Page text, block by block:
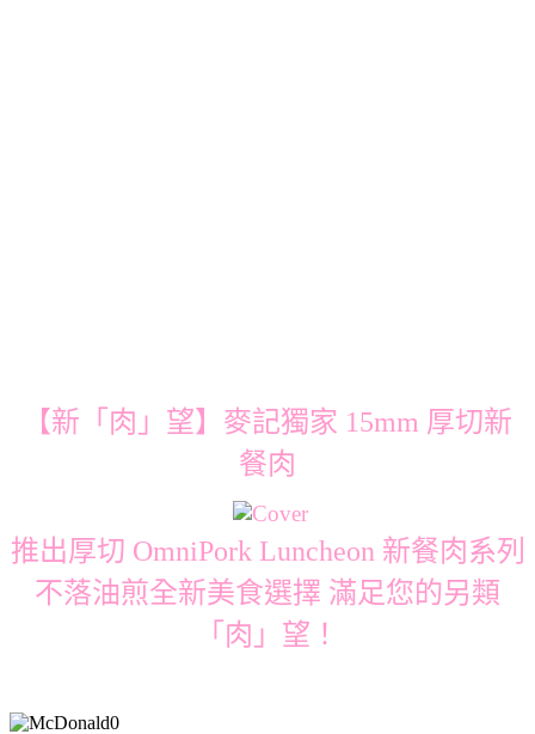
【新「肉」望】麥記獨家 15mm 厚切新
餐肉
推出厚切 OmniPork Luncheon 新餐肉系列
不落油煎全新美食選擇 滿足您的另類
「肉」望！